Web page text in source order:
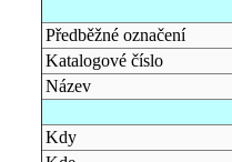
Předběžné označení
Katalogové číslo
Název
Kdy